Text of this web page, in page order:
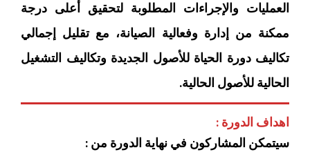
العمليات والإجراءات المطلوبة لتحقيق أعلى درجة
ممكنة من إدارة وفعالية الصيانة، مع تقليل إجمالي
تكاليف دورة الحياة للأصول الجديدة وتكاليف التشغيل
الحالية للأصول الحالية.
اهداف الدورة :
سيتمكن المشاركون في نهاية الدورة من :